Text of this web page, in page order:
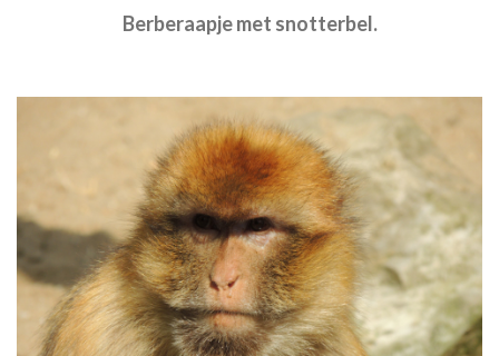
Berberaapje met snotterbel.